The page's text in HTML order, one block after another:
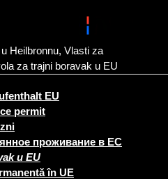
Heilbronnu, Vlasti za
za trajni boravak u EU
EU
permit
проживание в ЕС
u EU
în UE